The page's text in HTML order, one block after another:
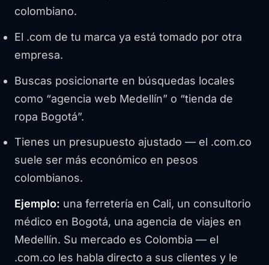
colombiano.
El .com de tu marca ya está tomado por otra
empresa.
Buscas posicionarte en búsquedas locales
como “agencia web Medellín” o “tienda de
ropa Bogotá”.
Tienes un presupuesto ajustado — el .com.co
suele ser más económico en pesos
colombianos.
Ejemplo: una ferretería en Cali, un consultorio
médico en Bogotá, una agencia de viajes en
Medellín. Su mercado es Colombia — el
.com.co les habla directo a sus clientes y le